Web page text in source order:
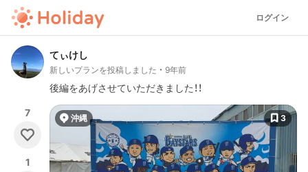
ログイン
てぃけし
新しいプランを投稿しました 9年前
後編をあげさせていただきました！！
7
1
沖縄 3